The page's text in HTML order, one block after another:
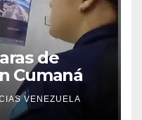
de
Cumaná
VENEZUELA